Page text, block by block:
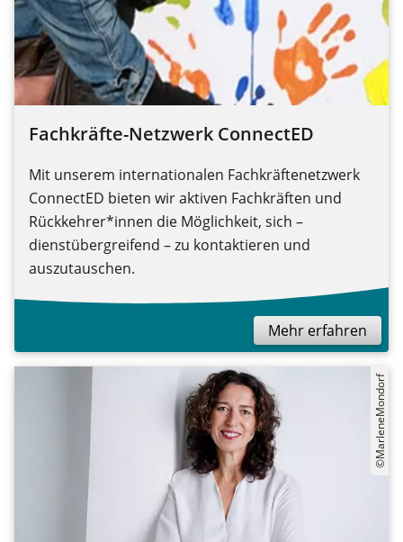
Fachkräfte-Netzwerk ConnectED
Mit unserem internationalen Fachkräftenetzwerk
ConnectED bieten wir aktiven Fachkräften und
Rückkehrer*innen die Möglichkeit, sich –
dienstübergreifend – zu kontaktieren und
auszutauschen.
Mehr erfahren
©MarleneMondorf